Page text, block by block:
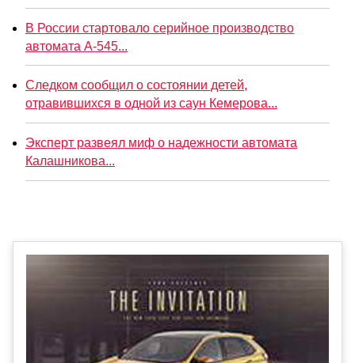
В России стартовало серийное производство
автомата А-545...
Следком сообщил о состоянии детей,
отравившихся в одной из саун Кемерова...
Эксперт развеял миф о надежности автомата
Калашникова...